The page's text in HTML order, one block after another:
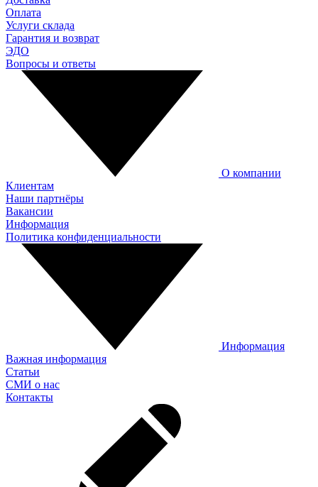
Оплата
Услуги склада
Гарантия и возврат
ЭДО
Вопросы и ответы
О компании
Клиентам
Наши партнёры
Вакансии
Информация
Политика конфиденциальности
Информация
Важная информация
Статьи
СМИ о нас
Контакты